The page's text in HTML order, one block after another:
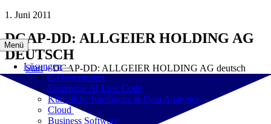
Zum
springen
Menü
Lösungen
E-Government
Enterprise AI Low Code
Künstliche Intelligenz & Data Analytics
Cloud
Business Software
1. Juni 2011
DGAP-DD: ALLGEIER HOLDING AG
DEUTSCH
Start»DGAP-DD: ALLGEIER HOLDING AG deutsch